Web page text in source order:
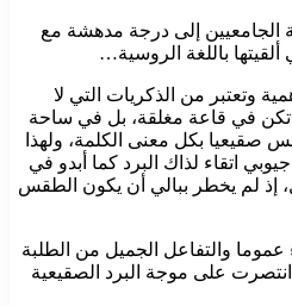
الجامعيين إلى درجة مدهشة مع
باللغة الروسية…
وتعتبر من الذكريات التي لا
تكن في قاعة مغلقة، بل في ساحة
صقيعيا بكل معنى الكلمة، ولهذا
اتقاء لذاك البرد كما أبدو في
إذ لم يخطر ببالي أن يكون الطقس
عموما والتفاعل الجميل من الطلبة
على موجة البرد الصقيعية